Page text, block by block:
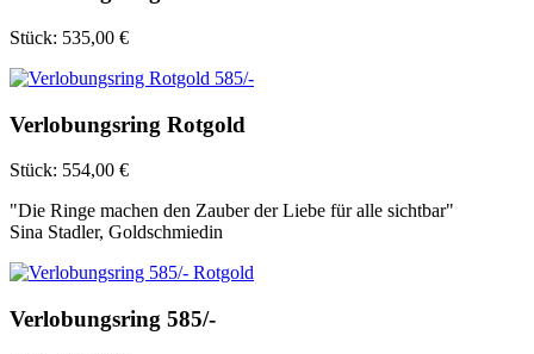
Stück: 535,00 €
Verlobungsring Rotgold
Stück: 554,00 €
"Die Ringe machen den Zauber der Liebe für alle sichtbar"
Sina Stadler, Goldschmiedin
Verlobungsring 585/-